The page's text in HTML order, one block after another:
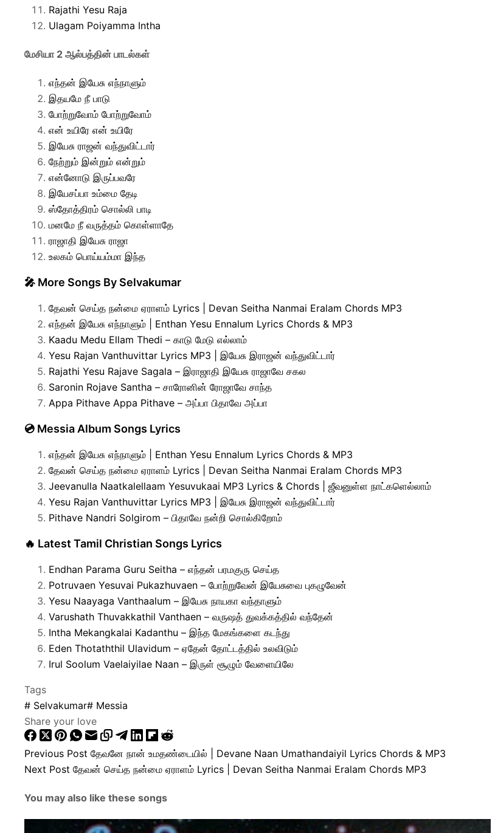
Rajathi Yesu Raja
Ulagam Poiyamma Intha
மேசியா 2 ஆல்பத்தின் பாடல்கள்
எந்தன் இயேசு எந்நாளும்
இதயமே நீ பாடு
போற்றுவோம் போற்றுவோம்
என் உயிரே என் உயிரே
இயேசு ராஜன் வந்துவிட்டார்
நேற்றும் இன்றும் என்றும்
என்னோடு இருப்பவரே
இயேசப்பா உம்மை தேடி
ஸ்தோத்திரம் சொல்லி பாடி
மனமே நீ வருத்தம் கொள்ளாதே
ராஜாதி இயேசு ராஜா
உலகம் பொய்யம்மா இந்த
🎤 More Songs By Selvakumar
தேவன் செய்த நன்மை ஏராளம் Lyrics | Devan Seitha Nanmai Eralam Chords MP3
எந்தன் இயேசு எந்நாளும் | Enthan Yesu Ennalum Lyrics Chords & MP3
Kaadu Medu Ellam Thedi – காடு மேடு எல்லாம்
Yesu Rajan Vanthuvittar Lyrics MP3 | இயேசு இராஜன் வந்துவிட்டார்
Rajathi Yesu Rajave Sagala – இராஜாதி இயேசு ராஜாவே சகல
Saronin Rojave Santha – சாரோனின் ரோஜாவே சாந்த
Appa Pithave Appa Pithave – அப்பா பிதாவே அப்பா
💿 Messia Album Songs Lyrics
எந்தன் இயேசு எந்நாளும் | Enthan Yesu Ennalum Lyrics Chords & MP3
தேவன் செய்த நன்மை ஏராளம் Lyrics | Devan Seitha Nanmai Eralam Chords MP3
Jeevanulla Naatkalellaam Yesuvukaai MP3 Lyrics & Chords | ஜீவனுள்ள நாட்களெல்லாம்
Yesu Rajan Vanthuvittar Lyrics MP3 | இயேசு இராஜன் வந்துவிட்டார்
Pithave Nandri Solgirom – பிதாவே நன்றி சொல்கிறோம்
🔥 Latest Tamil Christian Songs Lyrics
Endhan Parama Guru Seitha – எந்தன் பரமகுரு செய்த
Potruvaen Yesuvai Pukazhuvaen – போற்றுவேன் இயேசுவை புகழுவேன்
Yesu Naayaga Vanthaalum – இயேசு நாயகா வந்தாளும்
Varushath Thuvakkathil Vanthaen – வருஷத் துவக்கத்தில் வந்தேன்
Intha Mekangkalai Kadanthu – இந்த மேகங்களை கடந்து
Eden Thotaththil Ulavidum – ஏதேன் தோட்டத்தில் உலவிடும்
Irul Soolum Vaelaiyilae Naan – இருள் சூழும் வேளையிலே
Tags
# Selvakumar# Messia
Share your love
Previous Post தேவனே நான் உமதண்டையில் | Devane Naan Umathandaiyil Lyrics Chords & MP3
Next Post தேவன் செய்த நன்மை ஏராளம் Lyrics | Devan Seitha Nanmai Eralam Chords MP3
You may also like these songs